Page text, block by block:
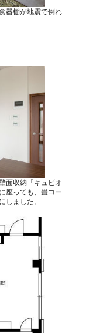
器棚が地震で倒れ
面収納「キュビオ
座っても、畳コー
しました。